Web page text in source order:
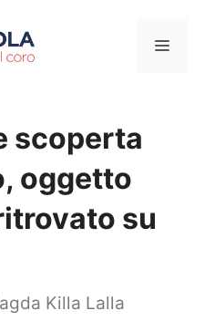
Menu
scoperta
oggetto
su
Killa Lalla